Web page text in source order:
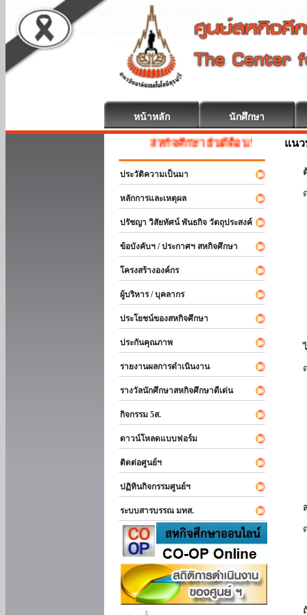
หน้าหลัก นักศึกษา
สหกิจศึกษา ยินดีต้อนรับ
ประวัติความเป็นมา
หลักการและเหตุผล
ปรัชญา วิสัยทัศน์ พันธกิจ วัตถุประสงค์
ข้อบังคับฯ / ประกาศฯ สหกิจศึกษา
โครงสร้างองค์กร
ผู้บริหาร / บุคลากร
ประโยชน์ของสหกิจศึกษา
ประกันคุณภาพ
รายงานผลการดำเนินงาน
รางวัลนักศึกษาสหกิจศึกษาดีเด่น
กิจกรรม 5ส.
ดาวน์โหลดแบบฟอร์ม
ติดต่อศูนย์ฯ
ปฏิทินกิจกรรมศูนย์ฯ
ระบบสารบรรณ มทส.
แน